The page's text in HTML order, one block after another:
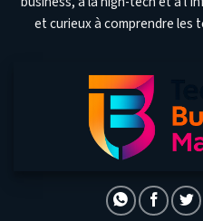
et curieux à comprendre les